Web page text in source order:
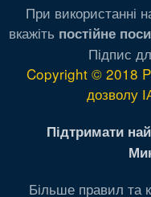
При використанні
вкажіть постійне
Підпис
Copyright © 2018
дозволу
Підтримати
Більше правил та